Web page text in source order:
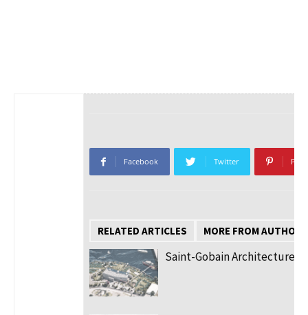
Facebook Twitter
RELATED ARTICLES MORE FROM AUTHOR
Saint-Gobain Architecture